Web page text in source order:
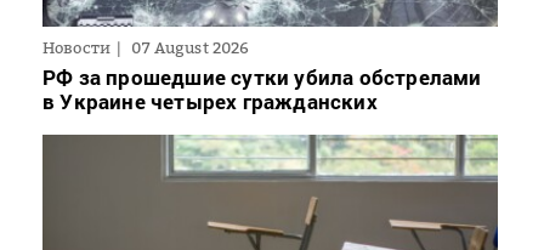
Новости 07 August 2026
РФ за прошедшие сутки убила обстрелами
в Украине четырех гражданских